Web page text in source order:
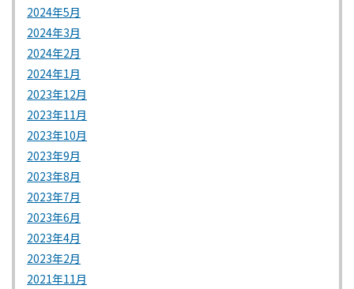
2024年5月
2024年3月
2024年2月
2024年1月
2023年12月
2023年11月
2023年10月
2023年9月
2023年8月
2023年7月
2023年6月
2023年4月
2023年2月
2021年11月